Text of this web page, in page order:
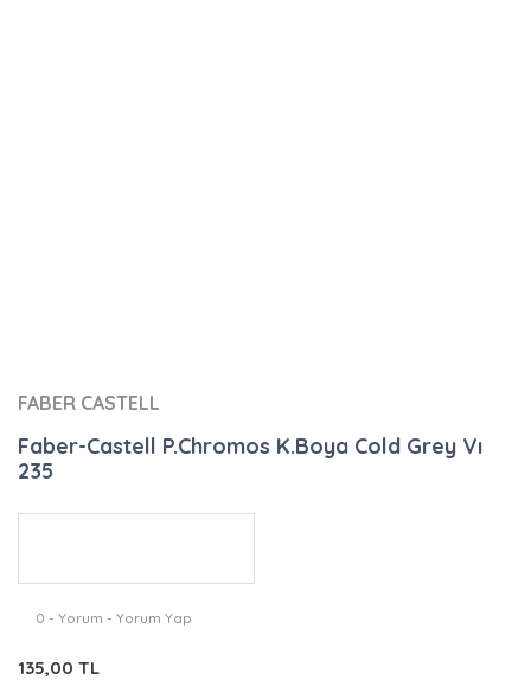
FABER CASTELL
Faber-Castell P.Chromos K.Boya Cold Grey Vı
235
0 - Yorum - Yorum Yap
135,00 TL